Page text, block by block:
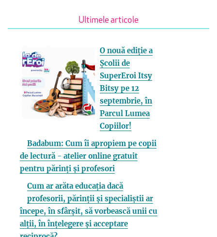
Ultimele articole
O nouă ediție a
Școlii de
SuperEroi Itsy
Bitsy pe 12
septembrie, în
Parcul Lumea
Copiilor!
Badabum: Cum îi apropiem pe copii
de lectură - atelier online gratuit
pentru părinți și profesori
Cum ar arăta educația dacă
profesorii, părinții și specialiștii ar
începe, în sfârșit, să vorbească unii cu
alții, în înțelegere și acceptare